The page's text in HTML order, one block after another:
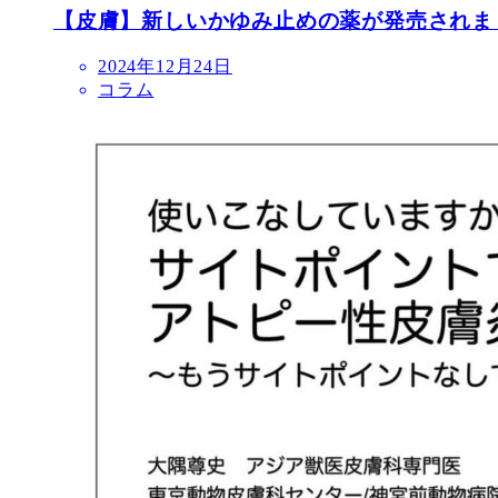
【皮膚】新しいかゆみ止めの薬が発売され
投
稿
2024年12月24日
コラム